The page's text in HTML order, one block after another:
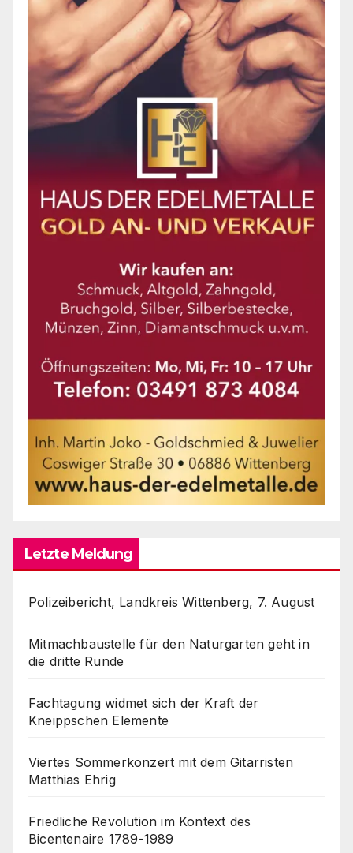
Letzte Meldung
Polizeibericht, Landkreis Wittenberg, 7. August
Mitmachbaustelle für den Naturgarten geht in
die dritte Runde
Fachtagung widmet sich der Kraft der
Kneippschen Elemente
Viertes Sommerkonzert mit dem Gitarristen
Matthias Ehrig
Friedliche Revolution im Kontext des
Bicentenaire 1789-1989